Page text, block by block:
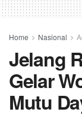
Home Nasional
Jelang
Gelar
Mutu